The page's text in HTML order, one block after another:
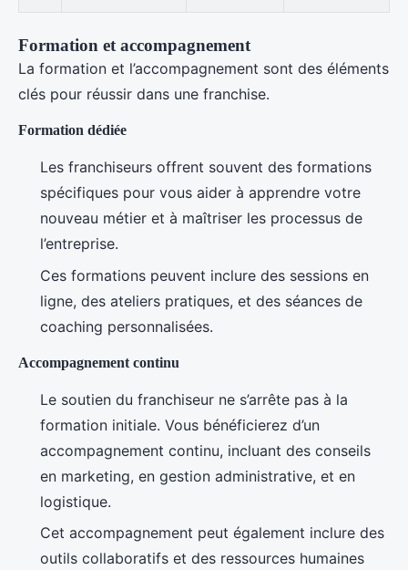
Formation et accompagnement
La formation et l’accompagnement sont des éléments
clés pour réussir dans une franchise.
Formation dédiée
Les franchiseurs offrent souvent des formations
spécifiques pour vous aider à apprendre votre
nouveau métier et à maîtriser les processus de
l’entreprise.
Ces formations peuvent inclure des sessions en
ligne, des ateliers pratiques, et des séances de
coaching personnalisées.
Accompagnement continu
Le soutien du franchiseur ne s’arrête pas à la
formation initiale. Vous bénéficierez d’un
accompagnement continu, incluant des conseils
en marketing, en gestion administrative, et en
logistique.
Cet accompagnement peut également inclure des
outils collaboratifs et des ressources humaines